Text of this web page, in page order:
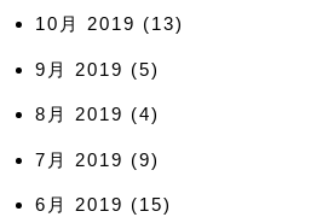
10月 2019 (13)
9月 2019 (5)
8月 2019 (4)
7月 2019 (9)
6月 2019 (15)